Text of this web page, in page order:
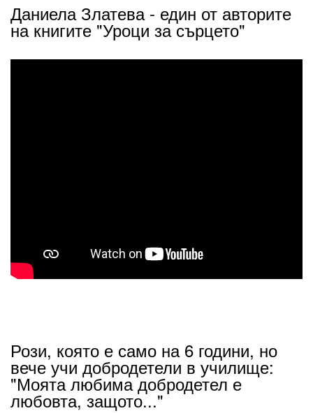
Даниела Златева - един от авторите
на книгите "Уроци за сърцето"
Рози, която е само на 6 години, но
вече учи добродетели в училище:
"Моята любима добродетел е
любовта, защото..."